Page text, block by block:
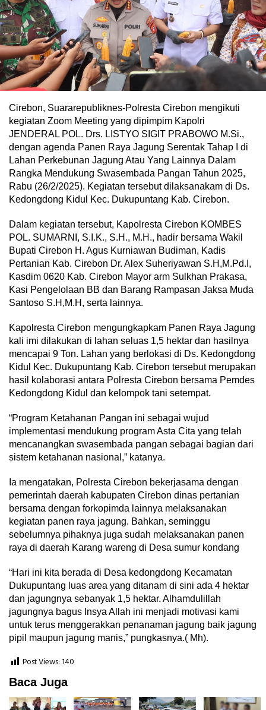
Cirebon, Suararepubliknes-Polresta Cirebon mengikuti
kegiatan Zoom Meeting yang dipimpim Kapolri
JENDERAL POL. Drs. LISTYO SIGIT PRABOWO M.Si.,
dengan agenda Panen Raya Jagung Serentak Tahap I di
Lahan Perkebunan Jagung Atau Yang Lainnya Dalam
Rangka Mendukung Swasembada Pangan Tahun 2025,
Rabu (26/2/2025). Kegiatan tersebut dilaksanakam di Ds.
Kedongdong Kidul Kec. Dukupuntang Kab. Cirebon.
Dalam kegiatan tersebut, Kapolresta Cirebon KOMBES
POL. SUMARNI, S.I.K., S.H., M.H., hadir bersama Wakil
Bupati Cirebon H. Agus Kurniawan Budiman, Kadis
Pertanian Kab. Cirebon Dr. Alex Suheriyawan S.H,M.Pd.I,
Kasdim 0620 Kab. Cirebon Mayor arm Sulkhan Prakasa,
Kasi Pengelolaan BB dan Barang Rampasan Jaksa Muda
Santoso S.H,M.H, serta lainnya.
Kapolresta Cirebon mengungkapkam Panen Raya Jagung
kali imi dilakukan di lahan seluas 1,5 hektar dan hasilnya
mencapai 9 Ton. Lahan yang berlokasi di Ds. Kedongdong
Kidul Kec. Dukupuntang Kab. Cirebon tersebut merupakan
hasil kolaborasi antara Polresta Cirebon bersama Pemdes
Kedongdong Kidul dan kelompok tani setempat.
“Program Ketahanan Pangan ini sebagai wujud
implementasi mendukung program Asta Cita yang telah
mencanangkan swasembada pangan sebagai bagian dari
sistem ketahanan nasional,” katanya.
Ia mengatakan, Polresta Cirebon bekerjasama dengan
pemerintah daerah kabupaten Cirebon dinas pertanian
bersama dengan forkopimda lainnya melaksanakan
kegiatan panen raya jagung. Bahkan, seminggu
sebelumnya pihaknya juga sudah melaksanakan panen
raya di daerah Karang wareng di Desa sumur kondang
“Hari ini kita berada di Desa kedongdong Kecamatan
Dukupuntang luas area yang ditanam di sini ada 4 hektar
dan jagungnya sebanyak 1,5 hektar. Alhamdulillah
jagungnya bagus Insya Allah ini menjadi motivasi kami
untuk terus menggerakkan penanaman jagung baik jagung
pipil maupun jagung manis,” pungkasnya.( Mh).
Post Views: 140
Baca Juga